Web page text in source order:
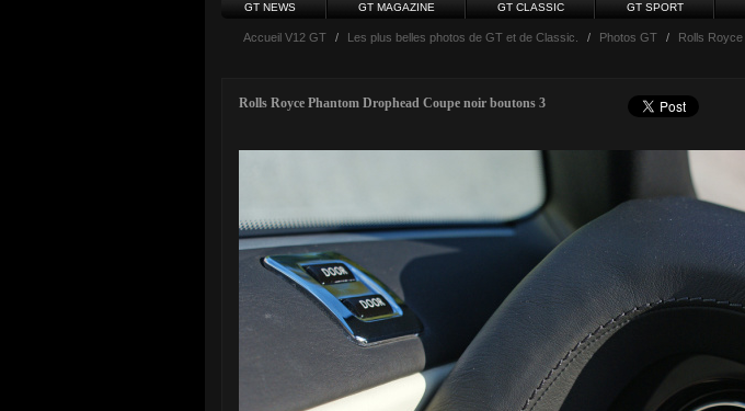
GT NEWS GT MAGAZINE GT CLASSIC GT SPORT
Accueil V12 GT / Les plus belles photos de GT et de Classic. / Photos GT / Rolls Royce
Rolls Royce Phantom Drophead Coupe noir boutons 3